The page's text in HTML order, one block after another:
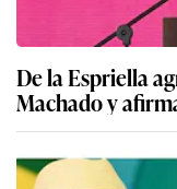
De la Espriella
Machado y